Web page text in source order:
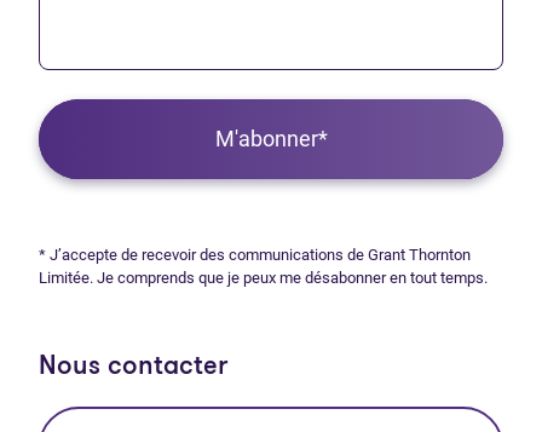
M'abonner*
* J’accepte de recevoir des communications de Grant Thornton
Limitée. Je comprends que je peux me désabonner en tout temps.
Nous contacter